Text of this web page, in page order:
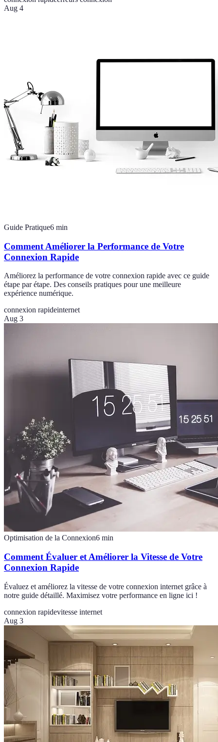
Aug 4
Guide Pratique6 min
Comment Améliorer la Performance de Votre
Connexion Rapide
Améliorez la performance de votre connexion rapide avec ce guide
étape par étape. Des conseils pratiques pour une meilleure
expérience numérique.
connexion rapideinternet
Aug 3
Optimisation de la Connexion6 min
Comment Évaluer et Améliorer la Vitesse de Votre
Connexion Rapide
Évaluez et améliorez la vitesse de votre connexion internet grâce à
notre guide détaillé. Maximisez votre performance en ligne ici !
connexion rapidevitesse internet
Aug 3